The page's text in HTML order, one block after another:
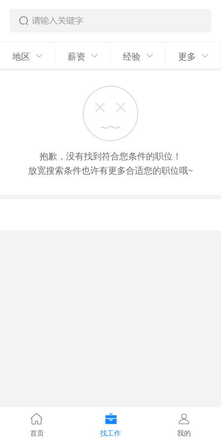
地区 薪资 经验 更多
抱歉，没有找到符合您条件的职位！
放宽搜索条件也许有更多合适您的职位哦~
首页 找工作 我的